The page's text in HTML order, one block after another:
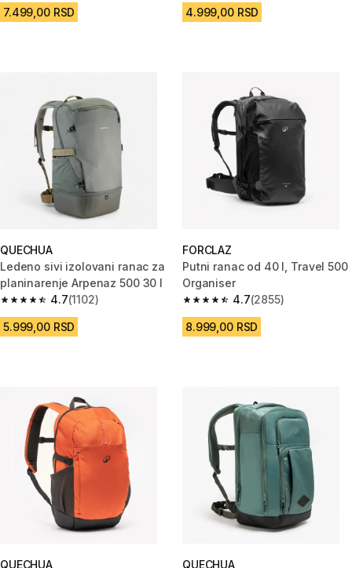
7.499,00 RSD 4.999,00 RSD
QUECHUA
Ledeno sivi izolovani ranac za
planinarenje Arpenaz 500 30 l
4.7
4.7 od 5 zvezdica from 1102 Recenzije
(1102)
5.999,00 RSD
FORCLAZ
Putni ranac od 40 l, Travel 500
Organiser
4.7
4.7 od 5 zvezdica from 2855
(2855)
8.999,00 RSD
QUECHUA
QUECHUA